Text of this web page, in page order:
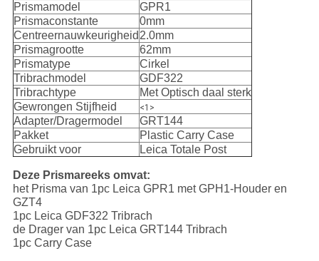
Prismamodel
GPR1
Prismaconstante
0mm
Centreernauwkeurigheid2.0mm
Prismagrootte
62mm
Prismatype
Cirkel
Tribrachmodel
GDF322
Tribrachtype
Met Optisch daal sterk
Gewrongen Stijfheid
<1>
Adapter/Dragermodel
GRT144
Pakket
Plastic Carry Case
Gebruikt voor
Leica Totale Post
Deze Prismareeks omvat:
het Prisma van 1pc Leica GPR1 met GPH1-Houder en
GZT4
1pc Leica GDF322 Tribrach
de Drager van 1pc Leica GRT144 Tribrach
1pc Carry Case